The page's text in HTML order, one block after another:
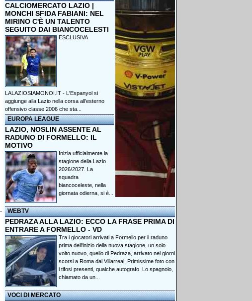
CALCIOMERCATO LAZIO |
MONCHI SFIDA FABIANI: NEL
MIRINO C'È UN TALENTO
SEGUITO DAI BIANCOCELESTI
ESCLUSIVA
LALAZIOSIAMONOI.IT - L'Espanyol si
aggiunge alla Lazio nella corsa all'esterno
offensivo classe 2006 che sta...
EUROPA LEAGUE
LAZIO, NOSLIN ASSENTE AL
RADUNO DI FORMELLO: IL
MOTIVO
Inizia ufficialmente la
stagione della Lazio
2026/2027. La
squadra
biancoceleste, nella
giornata odierna, si è...
WEBTV
PEDRAZA ALLA LAZIO: ECCO LA FRASE PRIMA DI
ENTRARE A FORMELLO - VD
Tra i giocatori arrivati a Formello per il raduno
prima dell'inizio della nuova stagione, un solo
volto nuovo, quello di Pedraza, arrivato nei giorni
scorsi a Roma dal Villarreal. Primissime foto con
i tifosi presenti, qualche autografo. Lo spagnolo,
chiamato da un...
VOCI DI MERCATO